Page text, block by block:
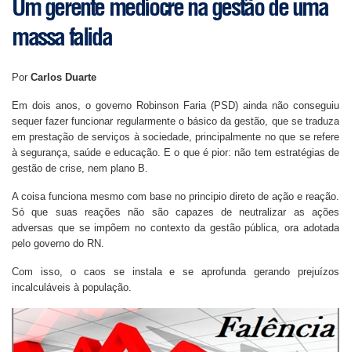
Um gerente medíocre na gestão de uma
massa falida
Por Carlos Duarte
Em dois anos, o governo Robinson Faria (PSD) ainda não conseguiu
sequer fazer funcionar regularmente o básico da gestão, que se traduza
em prestação de serviços à sociedade, principalmente no que se refere
à segurança, saúde e educação. E o que é pior: não tem estratégias de
gestão de crise, nem plano B.
A coisa funciona mesmo com base no principio direto de ação e reação.
Só que suas reações não são capazes de neutralizar as ações
adversas que se impõem no contexto da gestão pública, ora adotada
pelo governo do RN.
Com isso, o caos se instala e se aprofunda gerando prejuízos
incalculáveis à população.